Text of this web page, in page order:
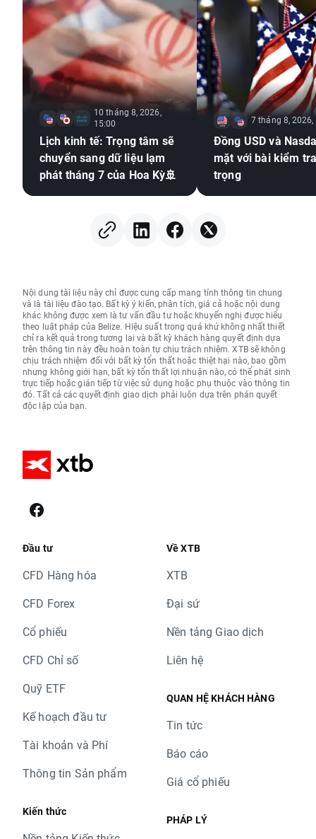
10 tháng 8, 2026,
15:00
Lịch kinh tế: Trọng tâm sẽ
chuyển sang dữ liệu lạm
phát tháng 7 của Hoa Kỳ🚢
7 tháng 8,
Đồng USD và
mặt với bài kiểm
trọng
Nội dung tài liệu này chỉ được cung cấp mang tính thông tin chung
và là tài liệu đào tạo. Bất kỳ ý kiến, phân tích, giá cả hoặc nội dung
khác không được xem là tư vấn đầu tư hoặc khuyến nghị được hiểu
theo luật pháp của Belize. Hiệu suất trong quá khứ không nhất thiết
chỉ ra kết quả trong tương lai và bất kỳ khách hàng quyết định dựa
trên thông tin này đều hoàn toàn tự chịu trách nhiệm. XTB sẽ không
chịu trách nhiệm đối với bất kỳ tổn thất hoặc thiệt hại nào, bao gồm
nhưng không giới hạn, bất kỳ tổn thất lợi nhuận nào, có thể phát sinh
trực tiếp hoặc gián tiếp từ việc sử dụng hoặc phụ thuộc vào thông tin
đó. Tất cả các quyết định giao dịch phải luôn dựa trên phán quyết
độc lập của bạn.
Đầu tư
CFD Hàng hóa
CFD Forex
Cổ phiếu
CFD Chỉ số
Quỹ ETF
Kế hoạch đầu tư
Tài khoản và Phí
Thông tin Sản phẩm
Kiến thức
Về XTB
XTB
Đại sứ
Nền tảng Giao dịch
Liên hệ
QUAN HỆ KHÁCH HÀNG
Tin tức
Báo cáo
Giá cổ phiếu
PHÁP LÝ